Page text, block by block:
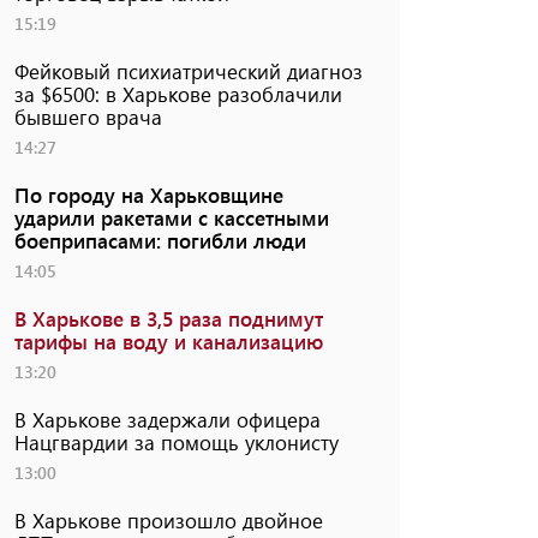
15:19
Фейковый психиатрический диагноз
за $6500: в Харькове разоблачили
бывшего врача
14:27
По городу на Харьковщине
ударили ракетами с кассетными
боеприпасами: погибли люди
14:05
В Харькове в 3,5 раза поднимут
тарифы на воду и канализацию
13:20
В Харькове задержали офицера
Нацгвардии за помощь уклонисту
13:00
В Харькове произошло двойное